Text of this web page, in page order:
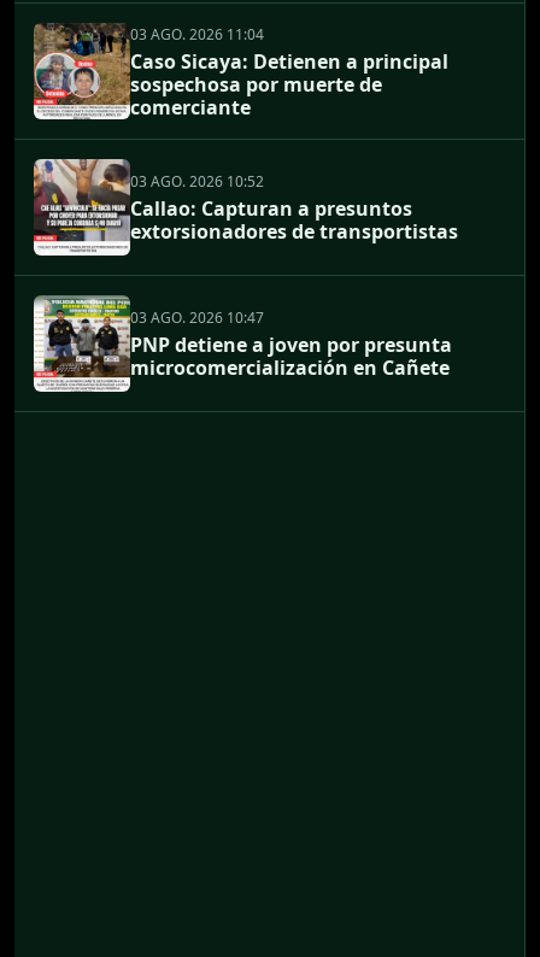
03 AGO. 2026 11:04
Caso Sicaya: Detienen a principal
sospechosa por muerte de
comerciante
03 AGO. 2026 10:52
Callao: Capturan a presuntos
extorsionadores de transportistas
03 AGO. 2026 10:47
PNP detiene a joven por presunta
microcomercialización en Cañete